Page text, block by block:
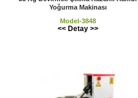
Yoğurma Makinası
Model-3848
<< Detay >>